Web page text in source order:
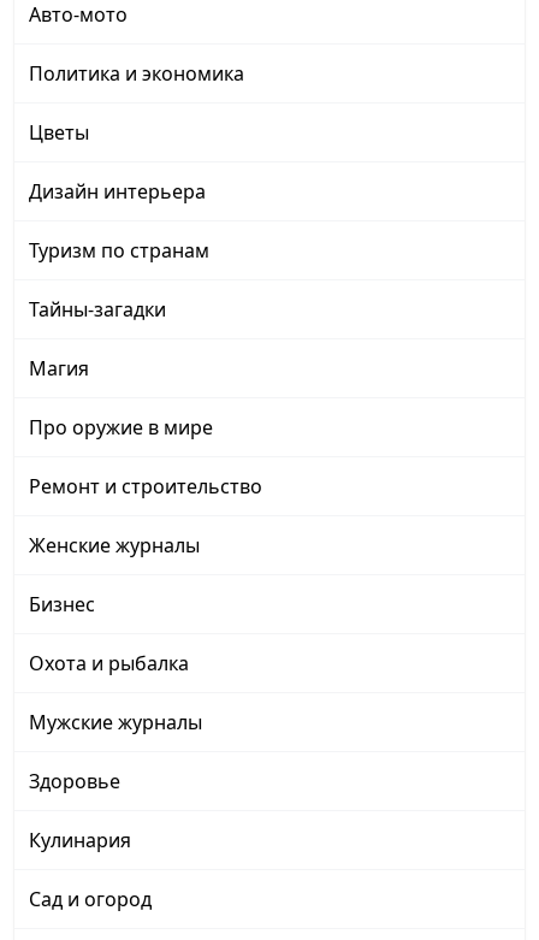
Авто-мото
Политика и экономика
Цветы
Дизайн интерьера
Туризм по странам
Тайны-загадки
Магия
Про оружие в мире
Ремонт и строительство
Женские журналы
Бизнес
Охота и рыбалка
Мужские журналы
Здоровье
Кулинария
Сад и огород